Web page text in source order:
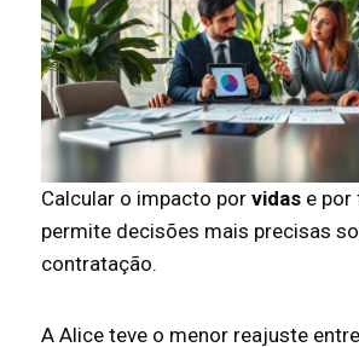
Calcular o impacto por vidas e por
permite decisões mais precisas
contratação.
A Alice teve o menor reajuste